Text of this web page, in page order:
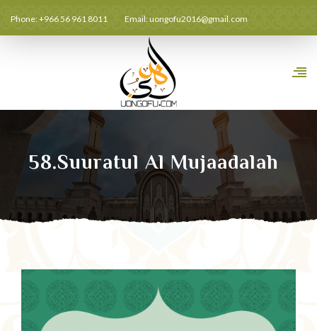
Phone: +966 56 961 8011 Email:uongofu2016@gmail.com
58.Suuratul Al Mujaadalah